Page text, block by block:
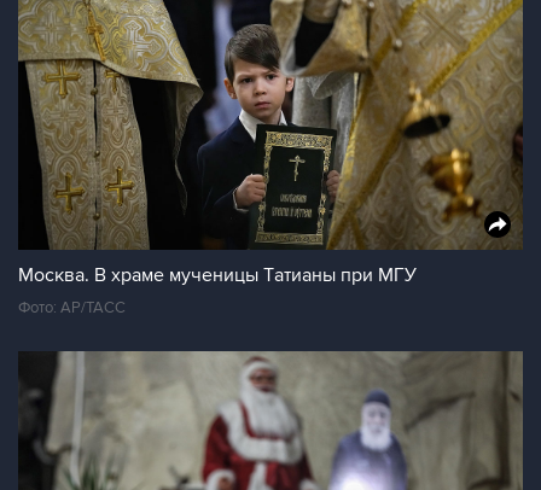
Москва. В храме мученицы Tатианы при МГУ
Фото: AP/ТАСС